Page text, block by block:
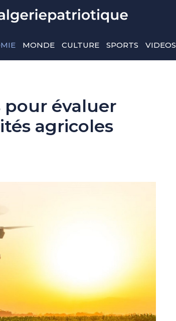
MONDE CULTURE SPORTS VIDEOS
évaluer
agricoles